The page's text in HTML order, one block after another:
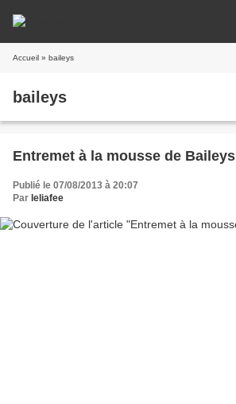
Accueil » baileys
baileys
Entremet à la mousse de Baileys
Publié le 07/08/2013 à 20:07
Par leliafee